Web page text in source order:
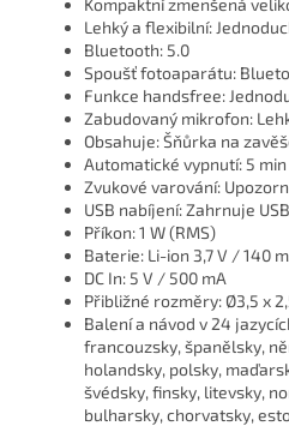
Kompaktní zmenšená
Lehký a flexibilní:
Bluetooth: 5.0
Spoušť fotoaparátu:
Funkce handsfree:
Zabudovaný mikrofon:
Obsahuje: Šňůrka na
Automatické vypnutí: 5 min
Zvukové varování:
USB nabíjení: Zahrnuje
Příkon: 1 W (RMS)
Baterie: Li-ion 3,7 V / 140
DC In: 5 V / 500 mA
Přibližné rozměry: Ø3,5 x
Balení a návod v 24
francouzsky, španělsky,
holandsky, polsky,
švédsky, finsky, litevsky,
bulharsky, chorvatsky,